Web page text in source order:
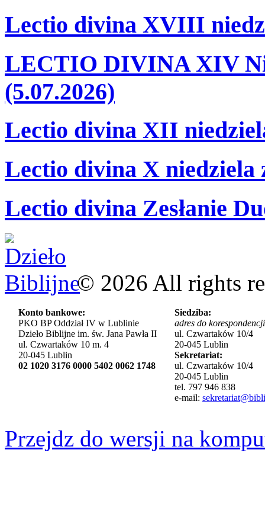
Lectio divina XVIII
LECTIO DIVINA XIV
(5.07.2026)
Lectio divina XII
Lectio divina X niedziela
Lectio divina Zesłanie
© 2026 All rights
Konto bankowe:
PKO BP Oddział IV w Lublinie
Dzieło Biblijne im. św. Jana Pawła II
ul. Czwartaków 10 m. 4
20-045 Lublin
02 1020 3176 0000 5402 0062 1748
Siedziba:
adres do
ul. Czwartaków 10/4
20-045 Lublin
Sekretariat:
ul. Czwartaków 10/4
20-045 Lublin
tel. 797 946 838
e-mail:
Przejdz do wersji na